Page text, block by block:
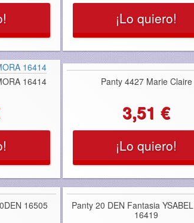
¡Lo quiero!
16414 Panty 4427 Marie Claire
3,51 €
¡Lo quiero!
16505
Panty 20 DEN Fantasia
16419